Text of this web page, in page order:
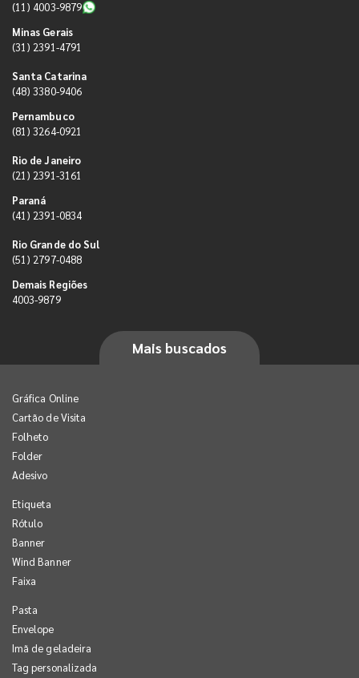
(11) 4003-9879
Minas Gerais
(31) 2391-4791
Santa Catarina
(48) 3380-9406
Pernambuco
(81) 3264-0921
Rio de Janeiro
(21) 2391-3161
Paraná
(41) 2391-0834
Rio Grande do Sul
(51) 2797-0488
Demais Regiões
4003-9879
Mais buscados
Gráfica Online
Cartão de Visita
Folheto
Folder
Adesivo
Etiqueta
Rótulo
Banner
Wind Banner
Faixa
Pasta
Envelope
Imã de geladeira
Tag personalizada